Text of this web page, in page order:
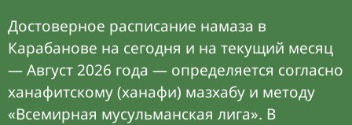
Достоверное расписание намаза в
Карабанове на сегодня и на текущий месяц
— Август 2026 года — определяется согласно
ханафитскому (ханафи) мазхабу и методу
«Всемирная мусульманская лига». В